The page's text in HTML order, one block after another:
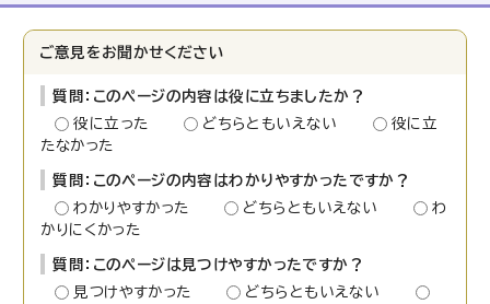
ご意見をお聞かせください
質問：このページの内容は役に立ちましたか？
役に立った
どちらともいえない
役に立
たなかった
質問：このページの内容はわかりやすかったですか？
わかりやすかった
どちらともいえない
わ
かりにくかった
質問：このページは見つけやすかったですか？
見つけやすかった
どちらともいえない